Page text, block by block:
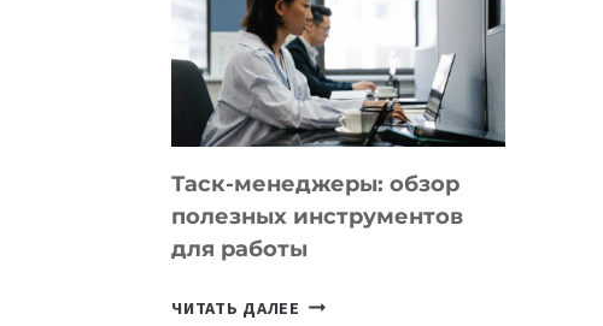
ПРЕДМЕТЫ
ПО
ИСКУССТВЕННОМУ
ИНТЕЛЛЕКТУ
Таск-менеджеры: обзор
полезных инструментов
для работы
ЧИТАТЬ ДАЛЕЕ ТАСК-